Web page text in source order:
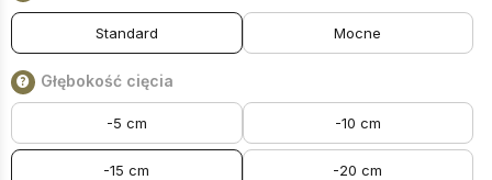
Standard Mocne
Głębokość cięcia
-5 cm -10 cm
-15 cm -20 cm